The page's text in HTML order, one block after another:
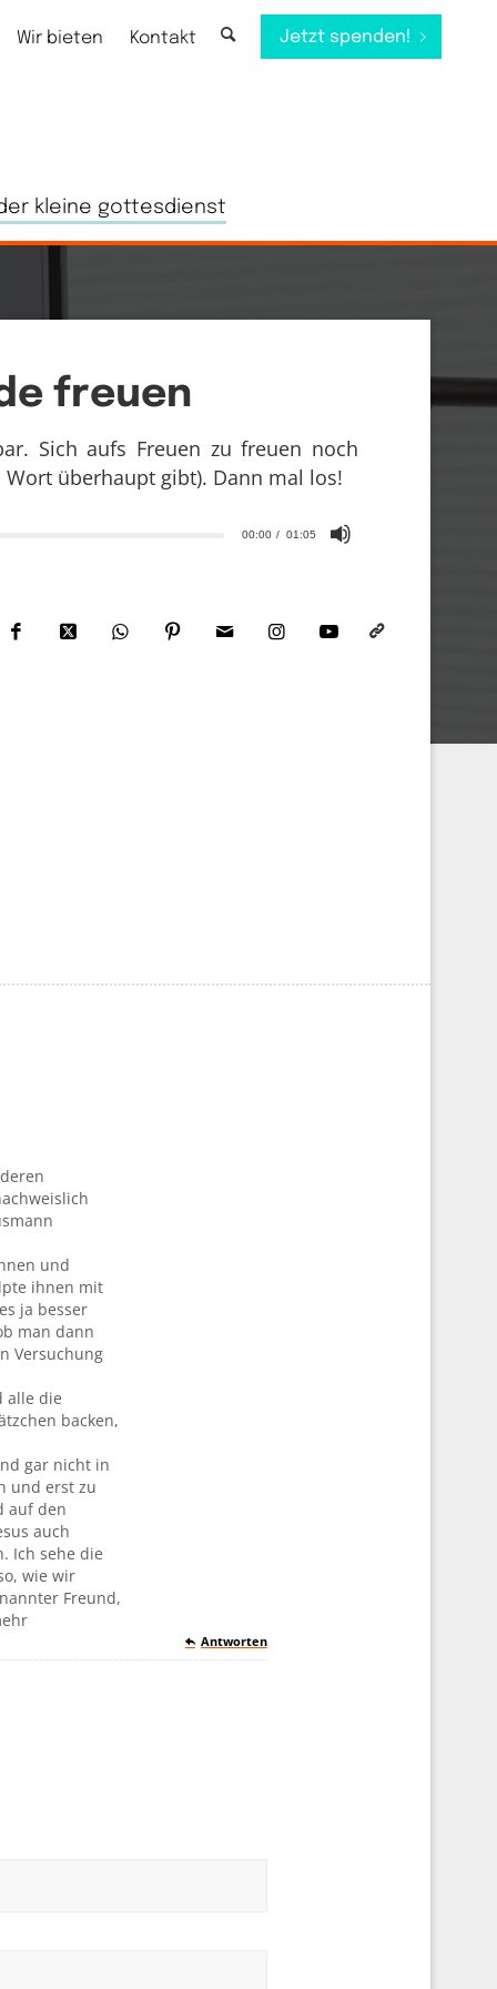
Wir bieten Kontakt Jetzt spenden!
kleine gottesdienst
freuen
00:00 01:05
Sich aufs Freuen zu freuen noch
Wort überhaupt gibt). Dann mal los!
und
ihnen mit
ja besser
man dann
Versuchung
alle die
backen,
gar nicht in
und erst zu
auf den
auch
Ich sehe die
wie wir
Freund,
Antworten